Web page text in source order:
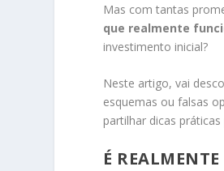
Mas com tantas
que realmente
investimento inicial?
Neste artigo, vai
esquemas ou falsas
partilhar dicas
É